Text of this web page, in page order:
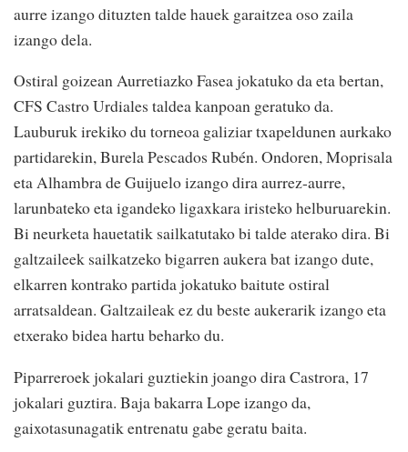
aurre izango dituzten talde hauek garaitzea oso zaila
izango dela.
Ostiral goizean Aurretiazko Fasea jokatuko da eta bertan,
CFS Castro Urdiales taldea kanpoan geratuko da.
Lauburuk irekiko du torneoa galiziar txapeldunen aurkako
partidarekin, Burela Pescados Rubén. Ondoren, Moprisala
eta Alhambra de Guijuelo izango dira aurrez-aurre,
larunbateko eta igandeko ligaxkara iristeko helburuarekin.
Bi neurketa hauetatik sailkatutako bi talde aterako dira. Bi
galtzaileek sailkatzeko bigarren aukera bat izango dute,
elkarren kontrako partida jokatuko baitute ostiral
arratsaldean. Galtzaileak ez du beste aukerarik izango eta
etxerako bidea hartu beharko du.
Piparreroek jokalari guztiekin joango dira Castrora, 17
jokalari guztira. Baja bakarra Lope izango da,
gaixotasunagatik entrenatu gabe geratu baita.